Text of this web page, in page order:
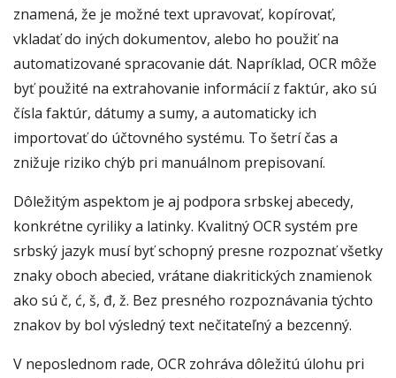
znamená, že je možné text upravovať, kopírovať,
vkladať do iných dokumentov, alebo ho použiť na
automatizované spracovanie dát. Napríklad, OCR môže
byť použité na extrahovanie informácií z faktúr, ako sú
čísla faktúr, dátumy a sumy, a automaticky ich
importovať do účtovného systému. To šetrí čas a
znižuje riziko chýb pri manuálnom prepisovaní.
Dôležitým aspektom je aj podpora srbskej abecedy,
konkrétne cyriliky a latinky. Kvalitný OCR systém pre
srbský jazyk musí byť schopný presne rozpoznať všetky
znaky oboch abecied, vrátane diakritických znamienok
ako sú č, ć, š, đ, ž. Bez presného rozpoznávania týchto
znakov by bol výsledný text nečitateľný a bezcenný.
V neposlednom rade, OCR zohráva dôležitú úlohu pri